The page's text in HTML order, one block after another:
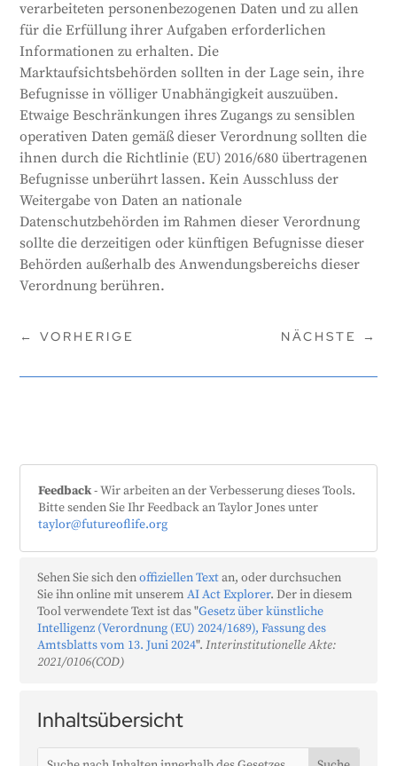
Inhaltsübersicht
verarbeiteten personenbezogenen Daten und zu allen
für die Erfüllung ihrer Aufgaben erforderlichen
Informationen zu erhalten. Die
Marktaufsichtsbehörden sollten in der Lage sein, ihre
Befugnisse in völliger Unabhängigkeit auszuüben.
Etwaige Beschränkungen ihres Zugangs zu sensiblen
operativen Daten gemäß dieser Verordnung sollten die
ihnen durch die Richtlinie (EU) 2016/680 übertragenen
Befugnisse unberührt lassen. Kein Ausschluss der
Weitergabe von Daten an nationale
Datenschutzbehörden im Rahmen dieser Verordnung
sollte die derzeitigen oder künftigen Befugnisse dieser
Behörden außerhalb des Anwendungsbereichs dieser
Verordnung berühren.
←VORHERIGE NÄCHSTE →
Feedback- Wir arbeiten an der Verbesserung dieses Tools.
Bitte senden Sie Ihr Feedback an Taylor Jones unter
taylor@futureoflife.org
Sehen Sie sich denoffiziellen Textan, oder durchsuchen
Sie ihn online mit unseremAI Act Explorer. Der in diesem
Tool verwendete Text ist das "Gesetz über künstliche
Intelligenz (Verordnung (EU) 2024/1689), Fassung des
Amtsblatts vom 13. Juni 2024".Interinstitutionelle Akte:
2021/0106(COD)